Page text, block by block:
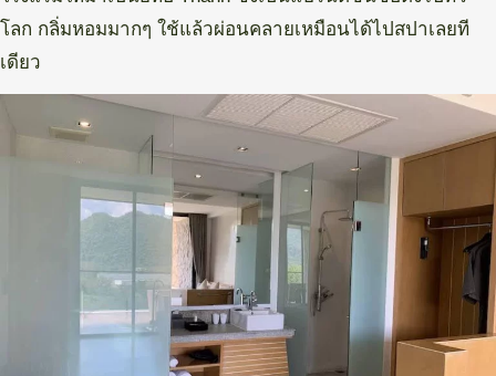
โลก กลิ่มหอมมากๆ ใช้แล้วผ่อนคลายเหมือนได้ไปสปาเลยที
เดียว